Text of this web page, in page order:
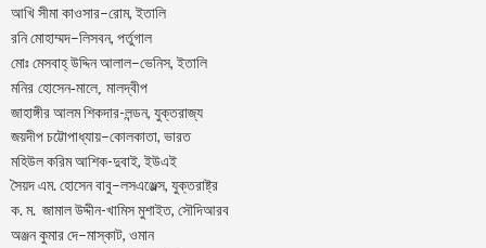
আখি সীমা কাওসার–রোম,ইতালি
রনি মোহাম্মদ–লিসবন, পর্তুগাল
মোঃ মেসবাহ্ উদ্দিন আলাল–ভেনিস,ইতালি
মনির হোসেন-মালে, মালদ্বীপ
জাহাঙ্গীর আলম শিকদার-লন্ডন, যুক্তরাজ্য
জয়দীপ চট্টোপাধ্যায়–কোলকাতা, ভারত
মহিউল করিম আশিক-দুবাই, ইউএই
সৈয়দ এম. হোসেন বাবু–লসএঞ্জেল্স, যুক্তরাষ্ট্র
ক. ম. জামাল উদ্দীন-খামিস মুশাইত, সৌদিআরব
অঞ্জন কুমার দে–মাস্কাট, ওমান